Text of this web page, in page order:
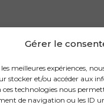
Gérer le
meilleures expériences,
stocker et/ou accéder aux
ces technologies nous
de navigation ou les ID